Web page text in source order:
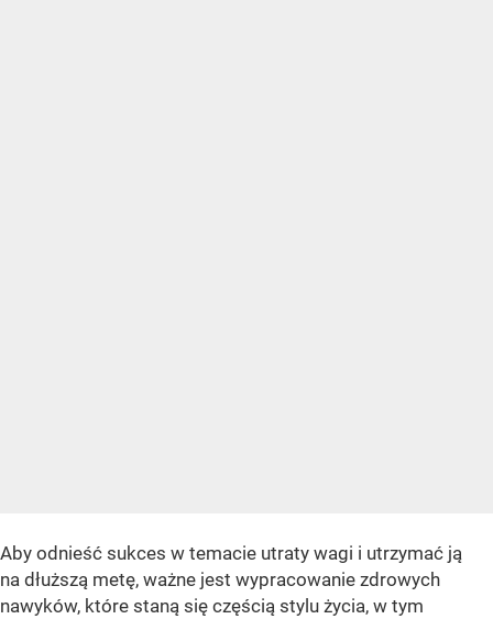
Aby odnieść sukces w temacie utraty wagi i utrzymać ją
na dłuższą metę, ważne jest wypracowanie zdrowych
nawyków, które staną się częścią stylu życia, w tym